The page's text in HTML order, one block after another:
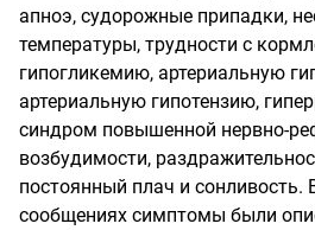
апноэ, судорожные припадки,
температуры, трудности с
гипогликемию, артериальную
артериальную гипотензию,
синдром повышенной нервно-
возбудимости,
постоянный плач и сонливость.
сообщениях симптомы были